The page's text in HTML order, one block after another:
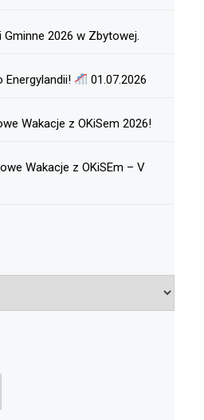
2026 w Zbytowej.
Energylandii! 01.07.2026
Wakacje z OKiSem 2026!
Wakacje z OKiSEm – V